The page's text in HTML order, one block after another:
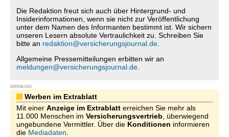
Die Redaktion freut sich auch über Hintergrund- und
Insiderinformationen, wenn sie nicht zur Veröffentlichung
unter dem Namen des Informanten bestimmt ist. Wir sichern
unseren Lesern absolute Vertraulichkeit zu. Schreiben Sie
bitte an redaktion@versicherungsjournal.de
Allgemeine Pressemitteilungen erbitten wir an
meldungen@versicherungsjournal.de
WERBUNG
Werben im Extrablatt
Mit einer Anzeige im Extrablatt erreichen Sie mehr als
11.000 Menschen im Versicherungsvertrieb , überwiegend
ungebundene Vermittler. Über die Konditionen informieren
die Mediadaten